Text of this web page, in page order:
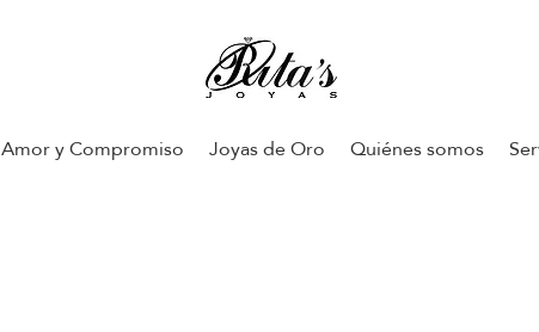
Amor y Compromiso Joyas de Oro Quiénes somos